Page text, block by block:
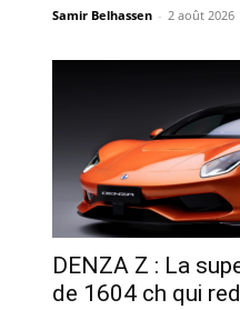
Samir Belhassen - 2 août 2026
DENZA Z : La
de 1604 ch qui